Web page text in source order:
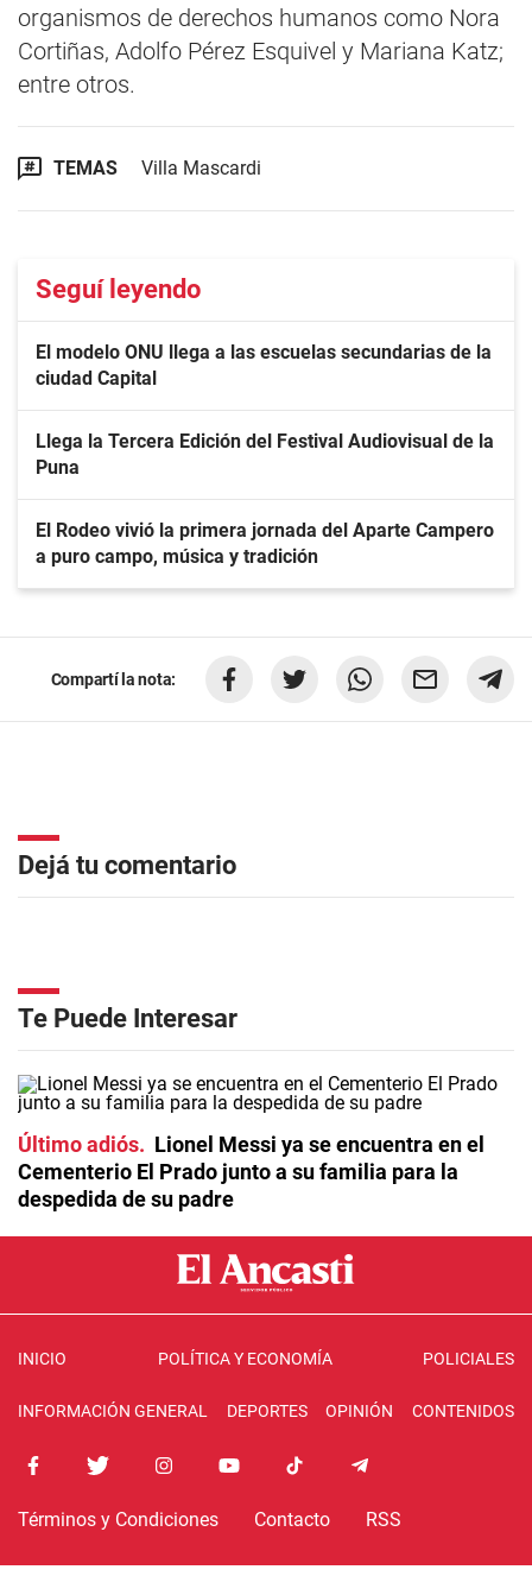
organismos de derechos humanos como Nora
Cortiñas, Adolfo Pérez Esquivel y Mariana Katz;
entre otros.
TEMAS Villa Mascardi
Seguí leyendo
El modelo ONU llega a las escuelas secundarias de la
ciudad Capital
Llega la Tercera Edición del Festival Audiovisual de la
Puna
El Rodeo vivió la primera jornada del Aparte Campero
a puro campo, música y tradición
Compartí la nota:
Dejá tu comentario
Te Puede Interesar
Último adiós
Lionel Messi ya se encuentra en el
Cementerio El Prado junto a su familia para la
despedida de su padre
INICIO POLÍTICA Y ECONOMÍA POLICIALES
INFORMACIÓN GENERAL DEPORTES OPINIÓN CONTENIDOS
Términos y Condiciones Contacto RSS